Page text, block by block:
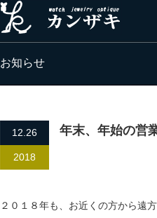
お知らせ
12.26
2018
年末、年始の営
２０１８年も、お近くの方から遠